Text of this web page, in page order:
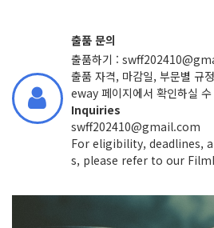
출품 문의
출품하기 :
출품 자격, 마감일, 부문별 규
eway 페이지에서 확인하실
Inquiries
swff202410@gmail.com
For eligibility, deadlines,
s, please refer to our